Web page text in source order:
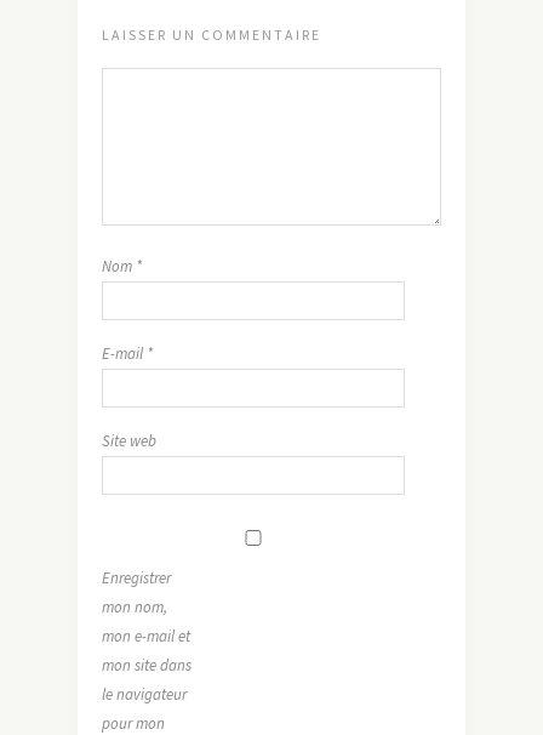
LAISSER UN COMMENTAIRE
Nom *
E-mail *
Site web
Enregistrer
mon nom,
mon e-mail et
mon site dans
le navigateur
pour mon